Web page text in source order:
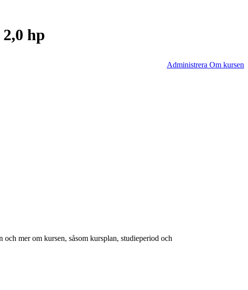
hp
Administrera Om kursen
mer om kursen, såsom kursplan, studieperiod och